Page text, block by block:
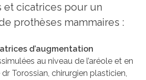
et cicatrices pour un
prothèses mammaires :
d’augmentation
au niveau de l’aréole et en
Torossian, chirurgien plasticien,